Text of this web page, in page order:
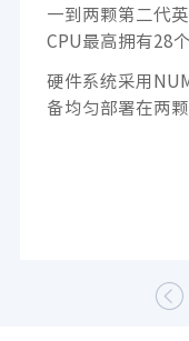
一到两颗第二代
CPU最高拥有28
硬件系统采用
备均匀部署在两
